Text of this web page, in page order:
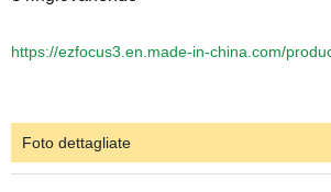
https://ezfocus3.en.made-in-china.com/
Foto dettagliate